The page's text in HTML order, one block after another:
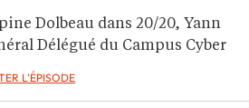
Dolbeau dans 20/20, Yann
Délégué du Campus Cyber
L'ÉPISODE